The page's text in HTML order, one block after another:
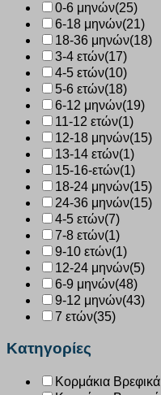
0-6 μηνών(25)
6-18 μηνών(21)
18-36 μηνών(18)
3-4 ετών(17)
4-5 ετών(10)
5-6 ετών(18)
6-12 μηνών(19)
11-12 ετών(1)
12-18 μηνών(15)
13-14 ετών(1)
15-16-ετών(1)
18-24 μηνών(15)
24-36 μηνών(15)
4-5 ετών(7)
7-8 ετών(1)
9-10 ετών(1)
12-24 μηνών(5)
6-9 μηνών(48)
9-12 μηνών(43)
7 ετών(35)
Κατηγορίες
Κορμάκια Βρεφικά